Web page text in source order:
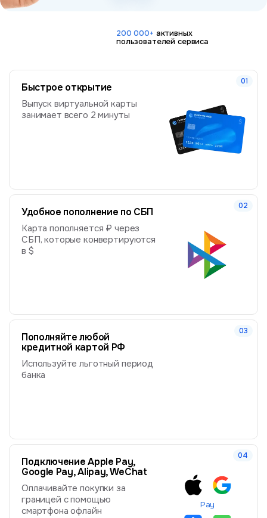
200 000+ активных
пользователей сервиса
Быстрое открытие
Выпуск виртуальной карты
занимает всего 2 минуты
Удобное пополнение по СБП
Карта пополняется ₽ через
СБП, которые конвертируются
в $
Пополняйте любой
кредитной картой РФ
Используйте льготный период
банка
Подключение Apple Pay,
Google Pay, Alipay, WeChat
Оплачивайте покупки за
границей с помощью
смартфона офлайн
Pay